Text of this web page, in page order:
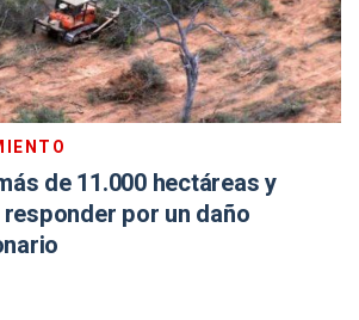
de 11.000 hectáreas y
por un daño